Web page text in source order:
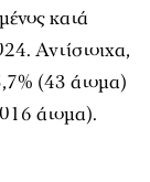
κατά
Αντίστοιχα,
(43 άτομα)
άτομα).